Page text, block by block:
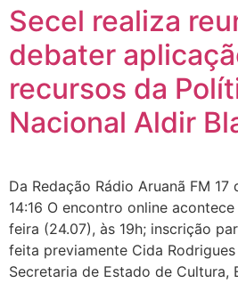
Secel realiza
debater
recursos da
Nacional Aldir
Da Redação Rádio Aruanã FM
14:16 O encontro online
feira (24.07), às 19h; inscrição
feita previamente Cida
Secretaria de Estado de Cultura,